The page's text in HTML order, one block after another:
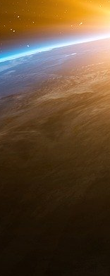
Enchainé, 3 mai
banque
de ses
précis, qui
par les
mouvements